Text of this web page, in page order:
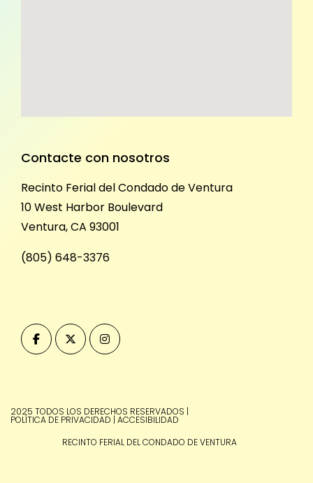
Contacte con nosotros
Recinto Ferial del Condado de Ventura
10 West Harbor Boulevard
Ventura, CA 93001
(805) 648-3376
2025 TODOS LOS DERECHOS RESERVADOS |
POLÍTICA DE PRIVACIDAD | ACCESIBILIDAD
RECINTO FERIAL DEL CONDADO DE VENTURA